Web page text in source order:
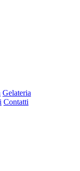
Gelateria
Contatti